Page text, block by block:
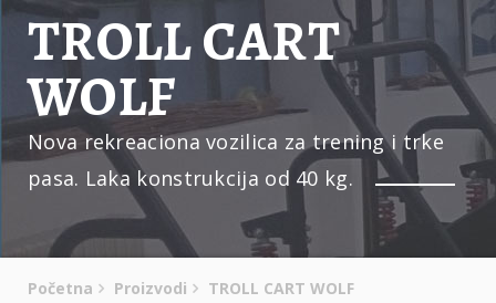
TROLL CART
WOLF
Nova rekreaciona vozilica za trening i trke
pasa. Laka konstrukcija od 40 kg.
Početna Proizvodi TROLL CART WOLF